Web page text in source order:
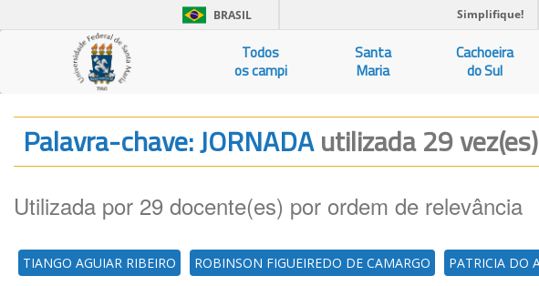
BRASIL Simplifique!
Todos
os campi
Santa
Maria
Cachoeira
do Sul
Palavra-chave: JORNADAutilizada 29 vez(es)
Utilizada por 29 docente(es) por ordem de relevância
TIANGO AGUIAR RIBEIRO ROBINSON FIGUEIREDO DE CAMARGO PATRICIA DO